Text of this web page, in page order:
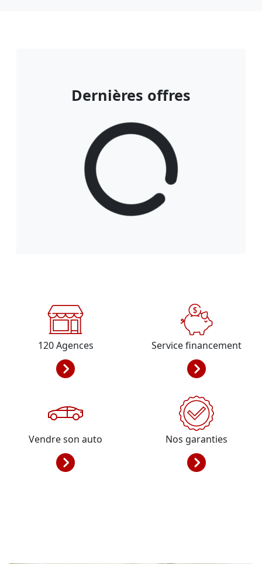
Dernières offres
120Agences Service financement
Vendre son auto Nos garanties